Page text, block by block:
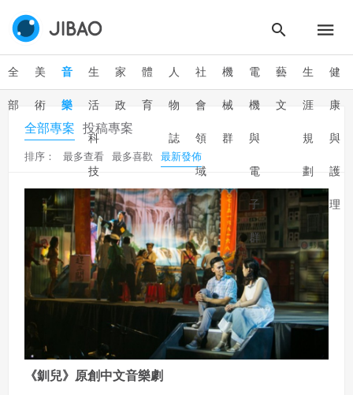
全
部
美
術
音
樂
生
活
科
技
家
政
體
育
人
物
誌
社
會
領
域
機
械
群
電
機
與
電
子
群
藝
文
生
涯
規
劃
健
康
與
護
理
全部專案 投稿專案
排序： 最多查看 最多喜歡 最新發佈
《釧兒》原創中文音樂劇